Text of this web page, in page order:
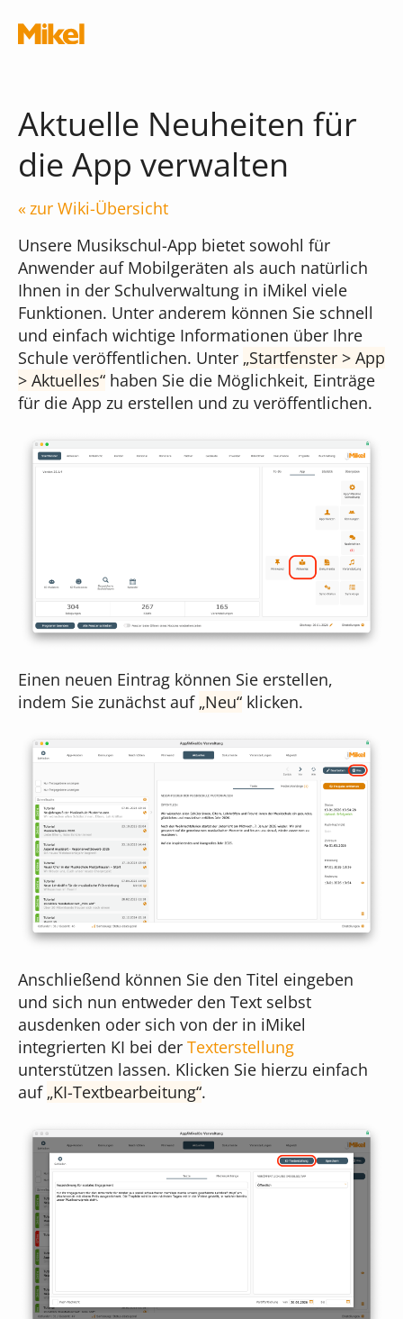
Module
Schnittstellen
Terminal
Online-Formulare
Was kostet iMikel?
Versionshinweise
Die Musikschul-App
Was kostet die App?
Versionshinweise
Chatbot
Verwaltungsassistent
Bildgenerierung
Preisübersicht
iMikel
Musikschul-App
für Webdesigner
Unser Team
Das sagen unsere Kunden
Aktuelle Neuheiten für
die App verwalten
zur Wiki-Übersicht
Unsere Musikschul-App bietet sowohl für
Anwender auf Mobilgeräten als auch natürlich
Ihnen in der Schulverwaltung in iMikel viele
Funktionen. Unter anderem können Sie schnell
und einfach wichtige Informationen über Ihre
Schule veröffentlichen. Unter Startfenster > App
> Aktuelles haben Sie die Möglichkeit, Einträge
für die App zu erstellen und zu veröffentlichen.
Einen neuen Eintrag können Sie erstellen,
indem Sie zunächst auf Neu klicken.
Anschließend können Sie den Titel eingeben
und sich nun entweder den Text selbst
ausdenken oder sich von der in iMikel
integrierten KI bei der Texterstellung
unterstützen lassen. Klicken Sie hierzu einfach
auf KI-Textbearbeitung .